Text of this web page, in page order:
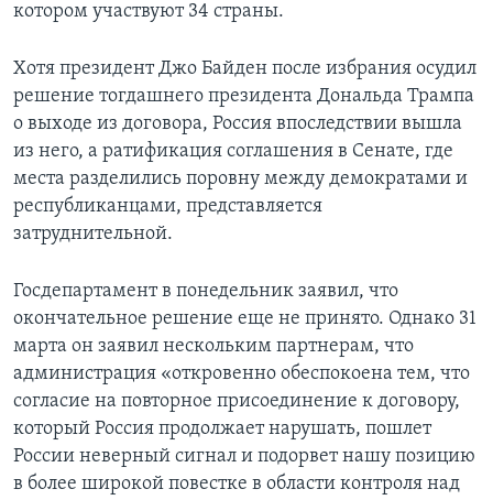
котором участвуют 34 страны.
Хотя президент Джо Байден после избрания осудил
решение тогдашнего президента Дональда Трампа
о выходе из договора, Россия впоследствии вышла
из него, а ратификация соглашения в Сенате, где
места разделились поровну между демократами и
республиканцами, представляется
затруднительной.
Госдепартамент в понедельник заявил, что
окончательное решение еще не принято. Однако 31
марта он заявил нескольким партнерам, что
администрация «откровенно обеспокоена тем, что
согласие на повторное присоединение к договору,
который Россия продолжает нарушать, пошлет
России неверный сигнал и подорвет нашу позицию
в более широкой повестке в области контроля над